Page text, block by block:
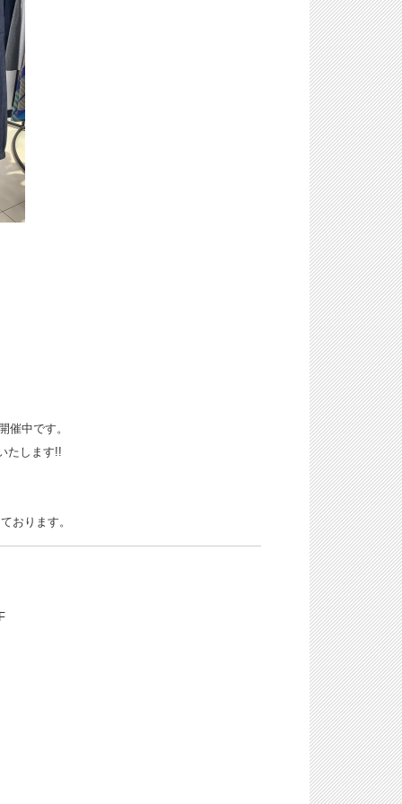
催中です。
たします!!
おります。